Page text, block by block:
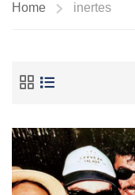
Home inertes